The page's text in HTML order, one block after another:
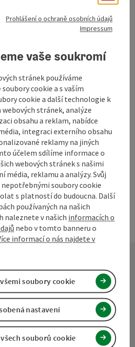
Vytisknout
příspěvek
V okolí
Navrhnout změnu
Mühlviertel
Prohlášení o ochraně osobních údajů
Impressum
vaše soukromí
stránek používáme
cookie a s vaším
cookie a další technologie k
stránek, analýze
obsahu a reklam, nabídce
integraci externího obsahu
reklamy na jiných
účelem sdílíme informace o
webových stránek s našimi
média, reklamu a analýzy. Svůj
soubory cookie
s platností do budoucna. Další
používaných na našich
naleznete v našich informacích o
nebo v tomto banneru o
informací o nás najdete v
souborů cookie
nastavení
soubory cookie